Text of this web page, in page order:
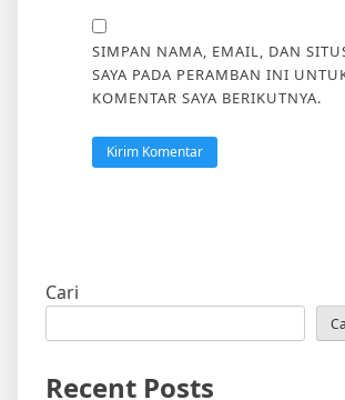
SIMPAN NAMA, EMAIL, DAN
SAYA PADA PERAMBAN INI
KOMENTAR SAYA BERIKUTNYA.
Cari
Recent Posts